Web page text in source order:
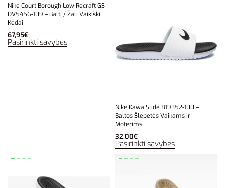
Nike Court Borough Low Recraft GS
DV5456-109 – Balti / Žali Vaikiški
Kedai
67,95€
Pasirinkti savybes
Nike Kawa Slide 819352-100 –
Baltos Šlepetės Vaikams ir
Moterims
32,00€
Pasirinkti savybes